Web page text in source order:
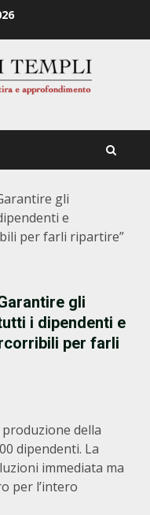
gli
e
per farli ripartire”
gli
i dipendenti e
per farli
produzione della
dipendenti. La
immediata ma
per l’intero